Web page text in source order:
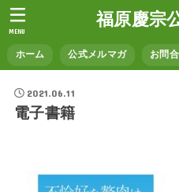
福原慶宗
ホーム 公式メルマガ お問
MENU
2021.06.11
電子書籍